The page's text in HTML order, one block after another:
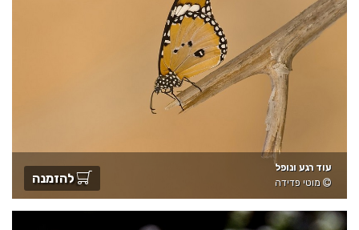
עוד רגע ונופל
מוטי פדידה
להזמנה